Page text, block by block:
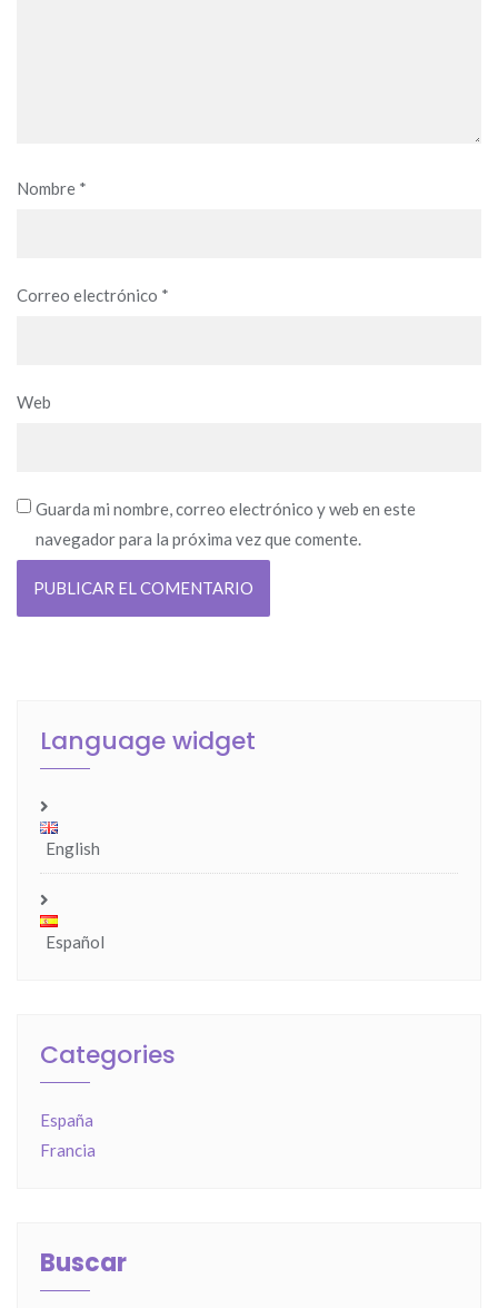
Nombre *
Correo electrónico *
Web
Guarda mi nombre, correo electrónico y web en este
navegador para la próxima vez que comente.
Language widget
English
Español
Categories
España
Francia
Buscar